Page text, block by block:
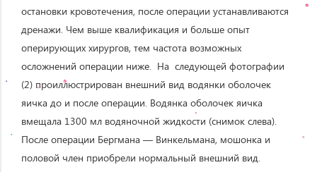
остановки кровотечения, после операции устанавливаются
дренажи. Чем выше квалификация и больше опыт
оперирующих хирургов, тем частота возможных
осложнений операции ниже. На следующей фотографии
(2) проиллюстрирован внешний вид водянки оболочек
яичка до и после операции. Водянка оболочек яичка
вмещала 1300 мл водяночной жидкости (снимок слева).
После операции Бергмана — Винкельмана, мошонка и
половой член приобрели нормальный внешний вид.